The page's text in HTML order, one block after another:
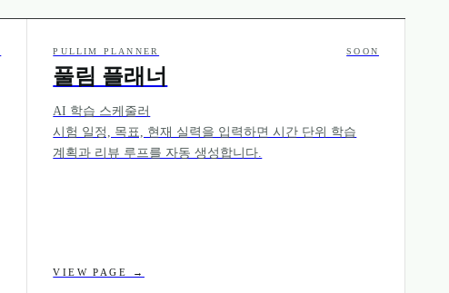
PULLIM PLANNER SOON
풀림 플래너
AI 학습 스케줄러
시험 일정, 목표, 현재 실력을 입력하면 시간 단위 학습
계획과 리뷰 루프를 자동 생성합니다.
VIEW PAGE →